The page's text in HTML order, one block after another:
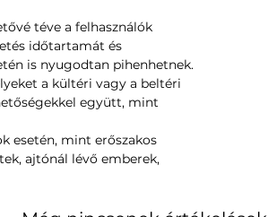
téve a felhasználók
időtartamát és
is nyugodtan pihenhetnek.
a kültéri vagy a beltéri
együtt, mint
esetén, mint erőszakos
ajtónál lévő emberek,